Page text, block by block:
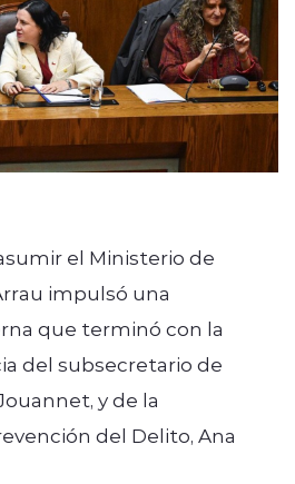
el Ministerio de
impulsó una
que terminó con la
del subsecretario de
y de la
del Delito, Ana